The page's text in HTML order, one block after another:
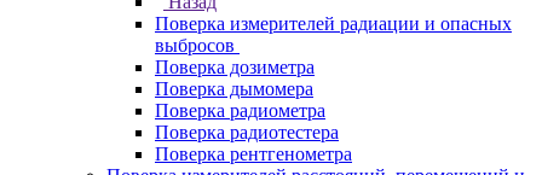
Поверка измерителей радиации и опасных
выбросов
Поверка дозиметра
Поверка дымомера
Поверка радиометра
Поверка радиотестера
Поверка рентгенометра